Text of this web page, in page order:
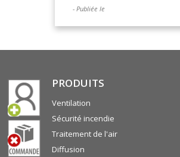
- Publiée le
PRODUITS
Ventilation
Sécurité incendie
Traitement de l'air
Diffusion